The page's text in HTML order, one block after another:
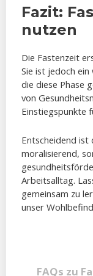
Fazit:
nutzen
Die Fastenzeit
Sie ist jedoch
die diese Phase
von
Einstiegspunkte
Entscheidend
moralisierend,
Arbeitsalltag.
gemeinsam zu
unser
FAQs zu